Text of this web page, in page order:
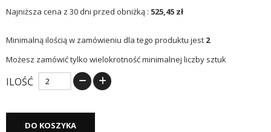
Najniższa cena z 30 dni przed obniżką : 525,45 zł
Minimalną ilością w zamówieniu dla tego produktu jest 2
Możesz zamówić tylko wielokrotność minimalnej liczby sztuk
ILOŚĆ
DO KOSZYKA